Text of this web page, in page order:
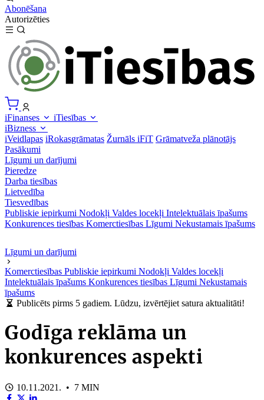
Abonēšana
Autorizēties
iFinanses
iTiesības
iBizness
iVeidlapas iRokasgrāmatas Žurnāls iFiT Grāmatveža plānotājs
Pasākumi
Līgumi un darījumi
Pieredze
Darba tiesības
Lietvedība
Tiesvedības
Publiskie iepirkumi Nodokļi Valdes locekļi Intelektuālais īpašums
Konkurences tiesības Komerctiesības Līgumi Nekustamais īpašums
Līgumi un darījumi
Komerctiesības Publiskie iepirkumi Nodokļi Valdes locekļi
Intelektuālais īpašums Konkurences tiesības Līgumi Nekustamais
īpašums
Publicēts pirms 5 gadiem. Lūdzu, izvērtējiet satura aktualitāti!
Godīga reklāma un
konkurences aspekti
10.11.2021. • 7 MIN